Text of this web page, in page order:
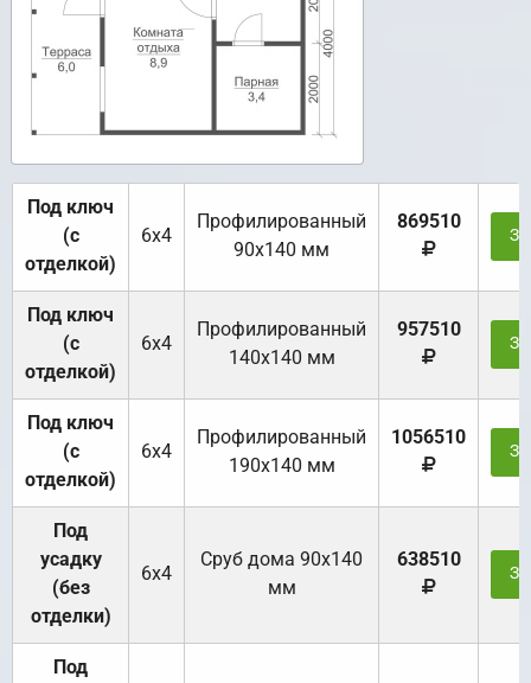
Под ключ
(с
отделкой)
6х4
Профилированный
90х140 мм
869510
Под ключ
(с
отделкой)
6х4
Профилированный
140х140 мм
957510
Под ключ
(с
отделкой)
6х4
Профилированный
190х140 мм
1056510
Под
усадку
(без
отделки)
6х4
Cруб дома 90x140
мм
638510
Под